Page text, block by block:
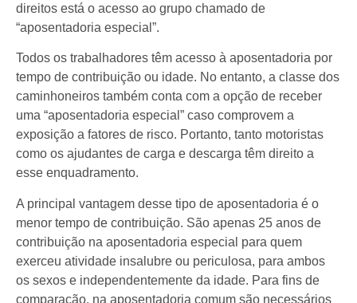
direitos está o acesso ao grupo chamado de
“aposentadoria especial”.
Todos os trabalhadores têm acesso à aposentadoria por
tempo de contribuição ou idade. No entanto, a classe dos
caminhoneiros também conta com a opção de receber
uma “aposentadoria especial” caso comprovem a
exposição a fatores de risco. Portanto, tanto motoristas
como os ajudantes de carga e descarga têm direito a
esse enquadramento.
A principal vantagem desse tipo de aposentadoria é o
menor tempo de contribuição. São apenas 25 anos de
contribuição na aposentadoria especial para quem
exerceu atividade insalubre ou periculosa, para ambos
os sexos e independentemente da idade. Para fins de
comparação, na aposentadoria comum são necessários